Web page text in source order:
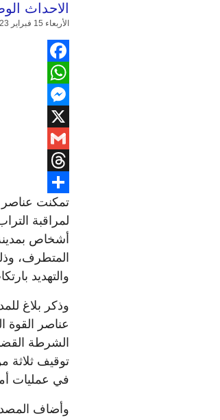
الاحداث
الأربعاء 15 فبراير 2023 - 8:35
Facebook
WhatsApp
Messenger
X
Gmail
Threads
Share
تمكنت عناصر
لمراقبة
أشخاص
المتطرف،
والتهديد
وذكر بلاغ
عناصر القوة
الشرطة
توقيف ثلاثة
في عمليات
وأضاف